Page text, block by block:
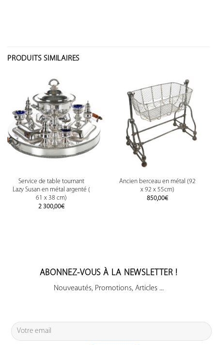
PRODUITS SIMILAIRES
Service de table tournant
Lazy Susan en métal argenté (
61 x 38 cm)
2 300,00€
Ancien berceau en métal (92
x 92 x 55cm)
850,00€
ABONNEZ-VOUS À LA NEWSLETTER !
Nouveautés, Promotions, Articles ...